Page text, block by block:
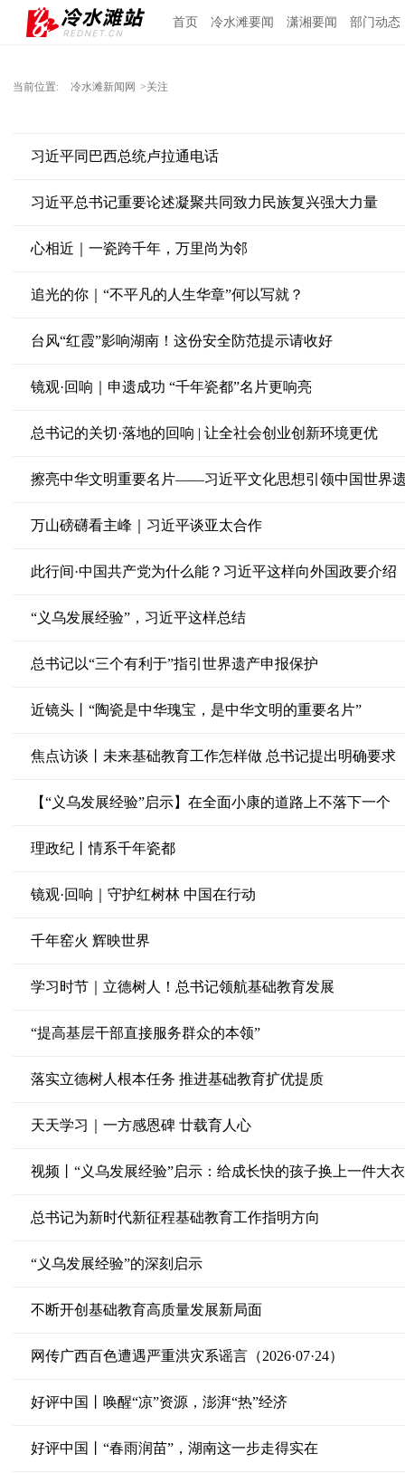
首页 冷水滩要闻 潇湘要闻 部门动态
当前位置: 冷水滩新闻网 >关注
习近平同巴西总统卢拉通电话
习近平总书记重要论述凝聚共同致力民族复兴强大力量
心相近｜一瓷跨千年，万里尚为邻
追光的你｜“不平凡的人生华章”何以写就？
台风“红霞”影响湖南！这份安全防范提示请收好
镜观·回响｜申遗成功 “千年瓷都”名片更响亮
总书记的关切·落地的回响 | 让全社会创业创新环境更优
擦亮中华文明重要名片——习近平文化思想引领中国世界
万山磅礴看主峰｜习近平谈亚太合作
此行间·中国共产党为什么能？习近平这样向外国政要介绍
“义乌发展经验”，习近平这样总结
总书记以“三个有利于”指引世界遗产申报保护
近镜头丨“陶瓷是中华瑰宝，是中华文明的重要名片”
焦点访谈丨未来基础教育工作怎样做 总书记提出明确要求
【“义乌发展经验”启示】在全面小康的道路上不落下一个
理政纪丨情系千年瓷都
镜观·回响｜守护红树林 中国在行动
千年窑火 辉映世界
学习时节｜立德树人！总书记领航基础教育发展
“提高基层干部直接服务群众的本领”
落实立德树人根本任务 推进基础教育扩优提质
天天学习｜一方感恩碑 廿载育人心
视频丨“义乌发展经验”启示：给成长快的孩子换上一件大
总书记为新时代新征程基础教育工作指明方向
“义乌发展经验”的深刻启示
不断开创基础教育高质量发展新局面
网传广西百色遭遇严重洪灾系谣言（2026·07·24）
好评中国丨唤醒“凉”资源，澎湃“热”经济
好评中国丨“春雨润苗”，湖南这一步走得实在